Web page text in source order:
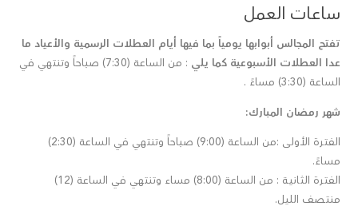
ساعات العمل
تفتح المجالس أبوابها يومياً بما فيها أيام العطلات الرسمية والأعياد ما
عدا العطلات الأسبوعية كما يلي
: من الساعة (7:30) صباحاً وتنتهي في
الساعة (3:30) مساءً .
شهر رمضان المبارك:
الفترة الأولى :من الساعة (9:00) صباحاً وتنتهي في الساعة (2:30)
مساءً.
الفترة الثانية : من الساعة (8:00) مساء وتنتهي في الساعة (12)
منتصف الليل.